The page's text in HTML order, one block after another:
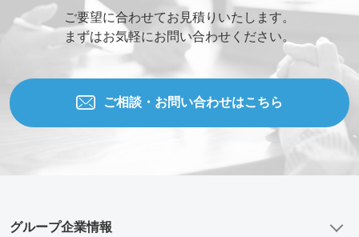
当社WEBサイトを知った経緯
ご要望に合わせてお見積りいたします。
まずはお気軽にお問い合わせください。
ご相談・お問い合わせはこちら
グループ企業情報